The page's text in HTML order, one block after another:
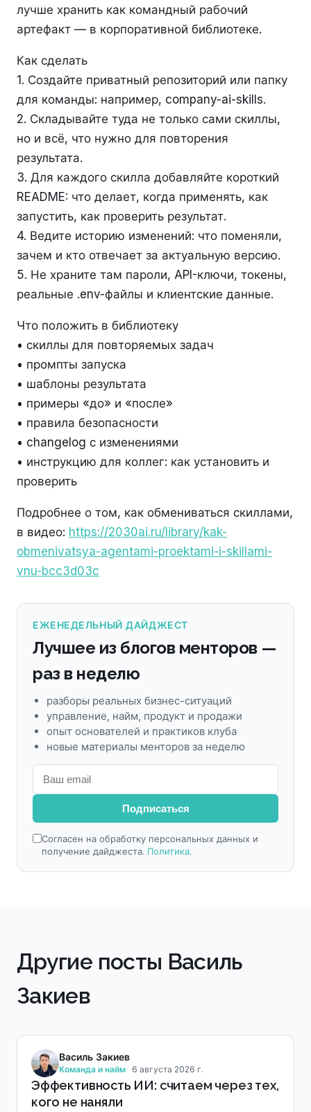
лучше хранить как командный рабочий
артефакт — в корпоративной библиотеке.
Как сделать
1. Создайте приватный репозиторий или папку
для команды: например, company-ai-skills.
2. Складывайте туда не только сами скиллы,
но и всё, что нужно для повторения
результата.
3. Для каждого скилла добавляйте короткий
README: что делает, когда применять, как
запустить, как проверить результат.
4. Ведите историю изменений: что поменяли,
зачем и кто отвечает за актуальную версию.
5. Не храните там пароли, API-ключи, токены,
реальные .env-файлы и клиентские данные.
Что положить в библиотеку
• скиллы для повторяемых задач
• промпты запуска
• шаблоны результата
• примеры «до» и «после»
• правила безопасности
• changelog с изменениями
• инструкцию для коллег: как установить и
проверить
Подробнее о том, как обмениваться скиллами,
в видео: https://2030ai.ru/library/kak-
obmenivatsya-agentami-proektami-i-skillami-
vnu-bcc3d03c
ЕЖЕНЕДЕЛЬНЫЙ ДАЙДЖЕСТ
Лучшее из блогов менторов —
раз в неделю
разборы реальных бизнес-ситуаций
управление, найм, продукт и продажи
опыт основателей и практиков клуба
новые материалы менторов за неделю
Подписаться
Согласен на обработку персональных данных и
получение дайджеста. Политика.
Другие посты Василь
Закиев
Василь Закиев
Команда и найм 6 августа 2026 г.
Эффективность ИИ: считаем через тех,
кого не наняли